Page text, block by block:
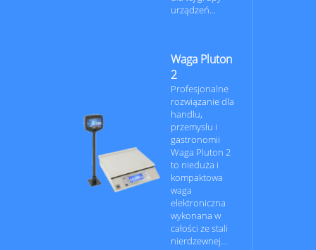
urządzeń...
Waga Pluton
2
Profesjonalne
rozwiązanie dla
handlu,
przemysłu i
gastronomii
Waga Pluton 2
to nieduża i
kompaktowa
waga
elektroniczna
wykonana w
całości ze stali
nierdzewnej...